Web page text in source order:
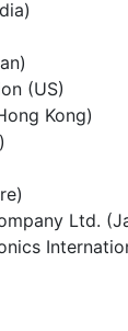
(US)
Kong)
Ltd.